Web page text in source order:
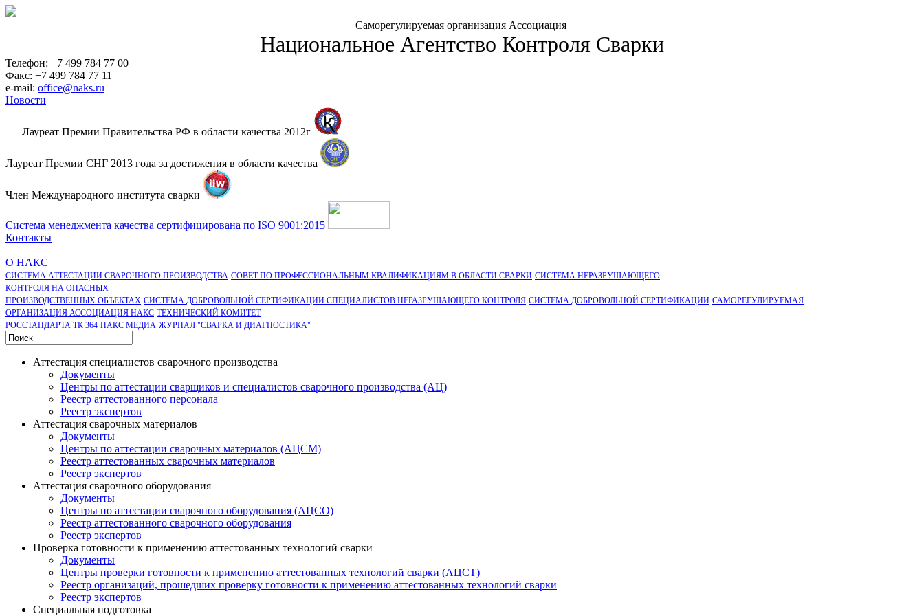
Саморегулируемая организация Ассоциация
Национальное Агентство Контроля Сварки
Телефон: +7 499 784 77 00
Факс: +7 499 784 77 11
e-mail: office@naks.ru
Новости
Лауреат Премии Правительства РФ в области качества 2012г
Лауреат Премии СНГ 2013 года за достижения в области качества
Член Международного института сварки
Система менеджмента качества сертифицирована по ISO 9001:2015
Контакты
О НАКС
СИСТЕМА АТТЕСТАЦИИ СВАРОЧНОГО ПРОИЗВОДСТВА СОВЕТ ПО ПРОФЕССИОНАЛЬНЫМ КВАЛИФИКАЦИЯМ В ОБЛАСТИ СВАРКИ СИСТЕМА НЕРАЗРУШАЮЩЕГО
КОНТРОЛЯ НА ОПАСНЫХ
ПРОИЗВОДСТВЕННЫХ ОБЪЕКТАХ СИСТЕМА ДОБРОВОЛЬНОЙ СЕРТИФИКАЦИИ СПЕЦИАЛИСТОВ НЕРАЗРУШАЮЩЕГО КОНТРОЛЯ СИСТЕМА ДОБРОВОЛЬНОЙ CЕРТИФИКАЦИИ САМОРЕГУЛИРУЕМАЯ
ОРГАНИЗАЦИЯ АССОЦИАЦИЯ НАКС ТЕХНИЧЕСКИЙ КОМИТЕТ
РОССТАНДАРТА ТК 364 НАКС МЕДИА ЖУРНАЛ "СВАРКА И ДИАГНОСТИКА"
Аттестация специалистов сварочного производства
Документы
Центры по аттестации сварщиков и специалистов сварочного производства (АЦ)
Реестр аттестованного персонала
Реестр экспертов
Аттестация сварочных материалов
Документы
Центры по аттестации сварочных материалов (АЦСМ)
Реестр аттестованных сварочных материалов
Реестр экспертов
Аттестация сварочного оборудования
Документы
Центры по аттестации сварочного оборудования (АЦСО)
Реестр аттестованного сварочного оборудования
Реестр экспертов
Проверка готовности к применению аттестованных технологий сварки
Документы
Центры проверки готовности к применению аттестованных технологий сварки (АЦСТ)
Реестр организаций, прошедших проверку готовности к применению аттестованных технологий сварки
Реестр экспертов
Специальная подготовка